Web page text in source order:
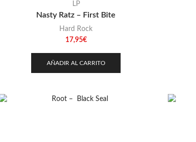
LP
Nasty Ratz – First Bite
Hard Rock
17,95€
AÑADIR AL CARRITO